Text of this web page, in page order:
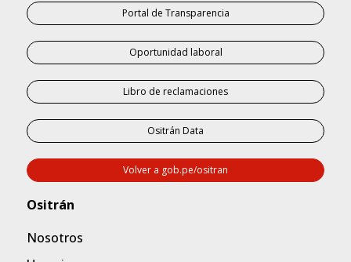
Portal de Transparencia
Oportunidad laboral
Libro de reclamaciones
Ositrán Data
Volver a gob.pe/ositran
Nosotros